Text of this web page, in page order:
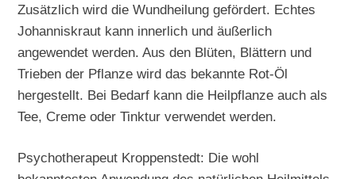
Zusätzlich wird die Wundheilung gefördert. Echtes
Johanniskraut kann innerlich und äußerlich
angewendet werden. Aus den Blüten, Blättern und
Trieben der Pflanze wird das bekannte Rot-Öl
hergestellt. Bei Bedarf kann die Heilpflanze auch als
Tee, Creme oder Tinktur verwendet werden.
Psychotherapeut Kroppenstedt: Die wohl